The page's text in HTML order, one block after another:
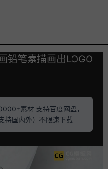
铅笔素描画出LOGO
素材 支持百度网盘，
持国内外）不限速下载